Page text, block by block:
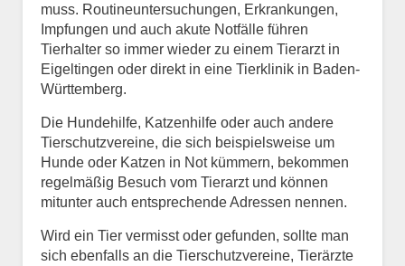
muss. Routineuntersuchungen, Erkrankungen,
Impfungen und auch akute Notfälle führen
Tierhalter so immer wieder zu einem Tierarzt in
Eigeltingen oder direkt in eine Tierklinik in Baden-
Württemberg.
Die Hundehilfe, Katzenhilfe oder auch andere
Tierschutzvereine, die sich beispielsweise um
Hunde oder Katzen in Not kümmern, bekommen
regelmäßig Besuch vom Tierarzt und können
mitunter auch entsprechende Adressen nennen.
Wird ein Tier vermisst oder gefunden, sollte man
sich ebenfalls an die Tierschutzvereine, Tierärzte